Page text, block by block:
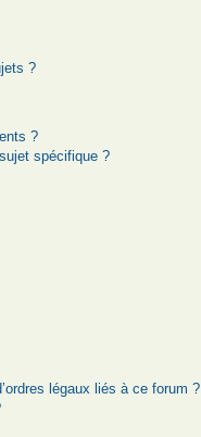
?
?
spécifique ?
légaux liés à ce forum ?